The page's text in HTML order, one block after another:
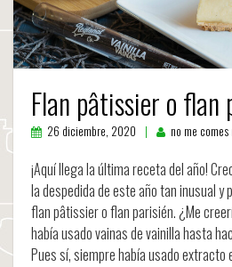
Flan pâtissier o flan
26 diciembre, 2020 no me comes
¡Aquí llega la última receta del año!
la despedida de este año tan inusual y
flan pâtissier o flan parisién. ¿Me
había usado vainas de vainilla hasta
Pues sí, siempre había usado extracto